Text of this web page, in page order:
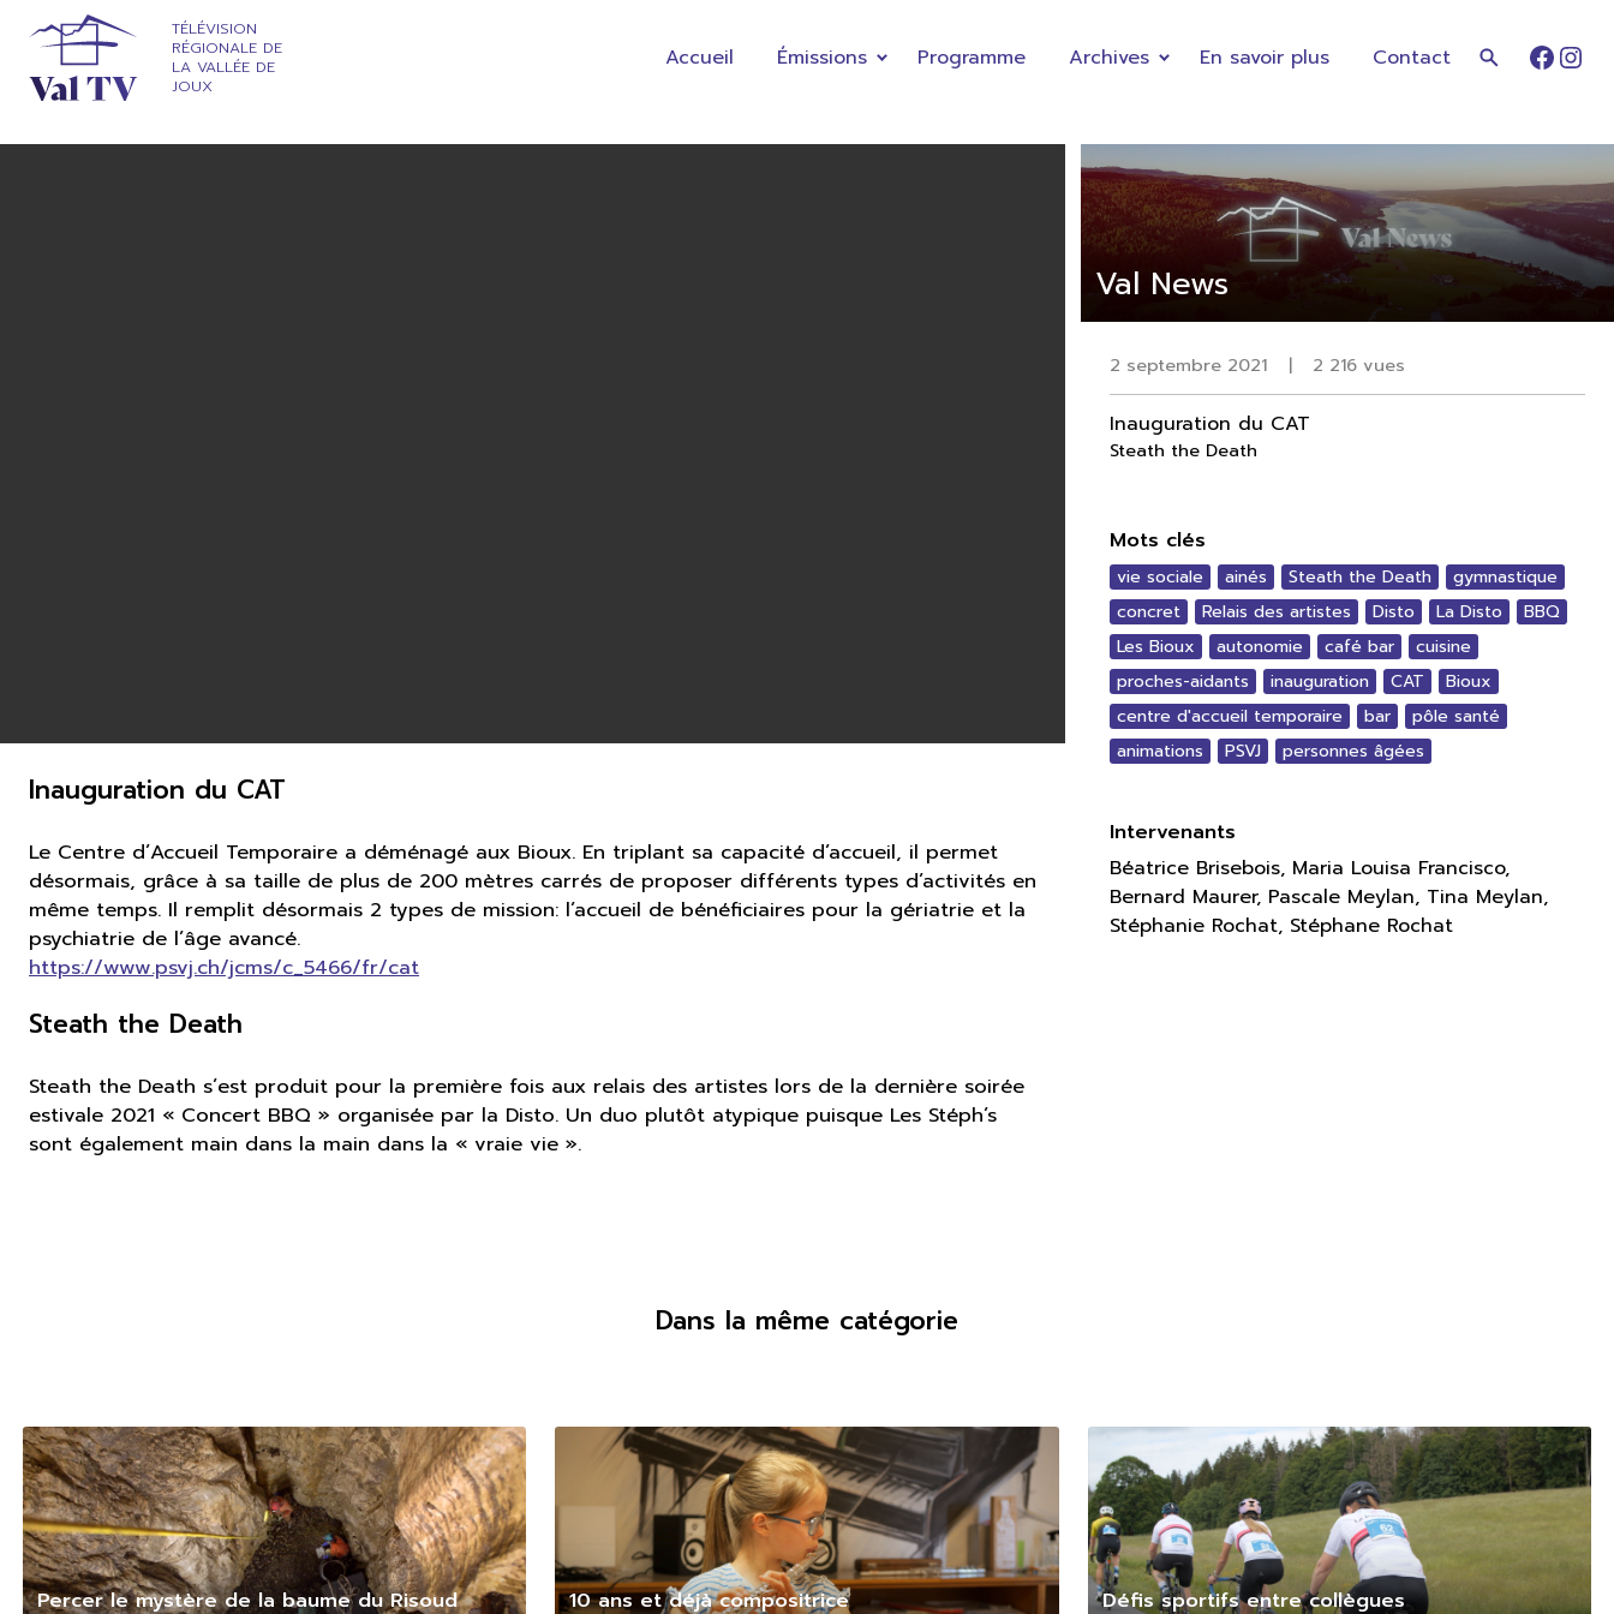
TÉLÉVISION
RÉGIONALE DE
LA VALLÉE DE
JOUX
Accueil Émissions Programme Archives En savoir plus Contact
Val News
2 septembre 2021 | 2 216 vues
Inauguration du CAT
Steath the Death
Mots clés
vie sociale ainés Steath the Death
gymnastique
concret
Relais des artistes Disto La Disto
BBQ
Les Bioux
autonomie café bar
cuisine
proches-aidants
inauguration CAT
Bioux
centre d'accueil temporaire
bar
pôle santé
animations
PSVJ personnes âgées
Intervenants
Béatrice Brisebois, Maria Louisa Francisco,
Bernard Maurer, Pascale Meylan, Tina Meylan,
Stéphanie Rochat, Stéphane Rochat
Inauguration du CAT
Le Centre d’Accueil Temporaire a déménagé aux Bioux. En triplant sa capacité d’accueil, il permet
désormais, grâce à sa taille de plus de 200 mètres carrés de proposer différents types d’activités en
même temps. Il remplit désormais 2 types de mission: l’accueil de bénéficiaires pour la gériatrie et la
psychiatrie de l’âge avancé.
https://www.psvj.ch/jcms/c_5466/fr/cat
Steath the Death
Steath the Death s’est produit pour la première fois aux relais des artistes lors de la dernière soirée
estivale 2021 « Concert BBQ » organisée par la Disto. Un duo plutôt atypique puisque Les Stéph’s
sont également main dans la main dans la « vraie vie ».
Dans la même catégorie
Percer le mystère de la baume du Risoud 10 ans et déjà compositrice Défis sportifs entre collègues